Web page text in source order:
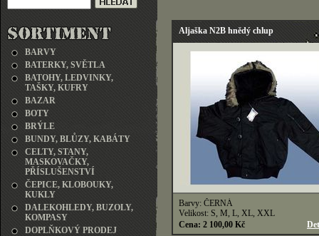
BARVY
BATERKY, SVĚTLA
BATOHY, LEDVINKY,
TAŠKY, KUFRY
BAZAR
BOTY
BRÝLE
BUNDY, BLŮZY, KABÁTY
CELTY, STANY,
MASKOVAČKY,
PŘÍSLUŠENSTVÍ
ČEPICE, KLOBOUKY,
KUKLY
DALEKOHLEDY, BUZOLY,
KOMPASY
DOPLŇKOVÝ PRODEJ
Aljaška N2B hnědý chlup
Barvy: ČERNÁ
Velikost: S, M, L, XL, XXL
Cena: 2 100,00 Kč